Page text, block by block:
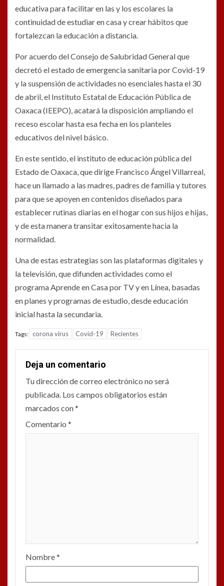
educativa para facilitar en las y los escolares la
continuidad de estudiar en casa y crear hábitos que
fortalezcan la educación a distancia.
Por acuerdo del Consejo de Salubridad General que
decretó el estado de emergencia sanitaria por Covid-19
y la suspensión de actividades no esenciales hasta el 30
de abril, el Instituto Estatal de Educación Pública de
Oaxaca (IEEPO), acatará la disposición ampliando el
receso escolar hasta esa fecha en los planteles
educativos del nivel básico.
En este sentido, el instituto de educación pública del
Estado de Oaxaca, que dirige Francisco Ángel Villarreal,
hace un llamado a las madres, padres de familia y tutores
para que se apoyen en contenidos diseñados para
establecer rutinas diarias en el hogar con sus hijos e hijas,
y de esta manera transitar exitosamente hacia la
normalidad.
Una de estas estrategias son las plataformas digitales y
la televisión, que difunden actividades como el
programa Aprende en Casa por TV y en Línea, basadas
en planes y programas de estudio, desde educación
inicial hasta la secundaria.
Tags: corona virus Covid-19 Recientes
Deja un comentario
Tu dirección de correo electrónico no será
publicada. Los campos obligatorios están
marcados con*
Comentario *
Nombre*